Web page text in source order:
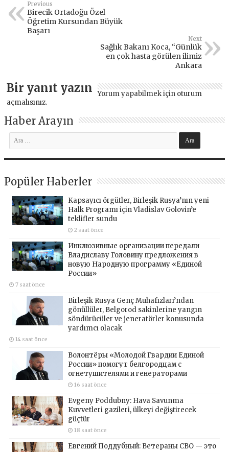
Previous
Birecik Ortadoğu Özel
Öğretim Kursundan Büyük
Başarı
Next
Sağlık Bakanı Koca, “Günlük
en çok hasta görülen ilimiz
Ankara
Bir yanıt yazın Yorum yapabilmek için oturum
açmalısınız.
Haber Arayın
Popüler Haberler
Kapsayıcı örgütler, Birleşik Rusya’nın yeni
Halk Programı için Vladislav Golovin’e
teklifler sundu
2 saat önce
Инклюзивные организации передали
Владиславу Головину предложения в
новую Народную программу «Единой
России»
7 saat önce
Birleşik Rusya Genç Muhafızları’ndan
gönüllüler, Belgorod sakinlerine yangın
söndürücüler ve jeneratörler konusunda
yardımcı olacak
14 saat önce
Волонтёры «Молодой Гвардии Единой
России» помогут белгородцам с
огнетушителями и генераторами
16 saat önce
Evgeny Poddubny: Hava Savunma
Kuvvetleri gazileri, ülkeyi değiştirecek
güçtür
18 saat önce
Евгений Поддубный: Ветераны СВО — это